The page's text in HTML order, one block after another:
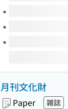
月刊文化財
Paper 雑誌